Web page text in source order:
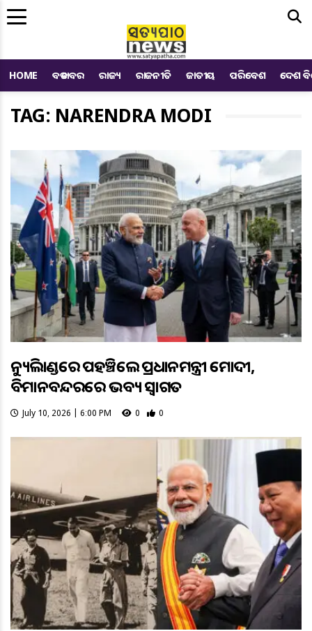
HOME ବଡ ଖବର ରାଜ୍ୟ ରାଜନୀତି ଜାତୀୟ ପରିବେଶ ଦେଶ
TAG: NARENDRA MODI
ନ୍ୟୁଜିଲାଣ୍ଡରେ ପହଞ୍ଚିଲେ ପ୍ରଧାନମନ୍ତ୍ରୀ ମୋଦୀ,
ବିମାନବନ୍ଦରରେ ଭବ୍ୟ ସ୍ୱାଗତ
July 10, 2026 | 6:00 PM 0 0